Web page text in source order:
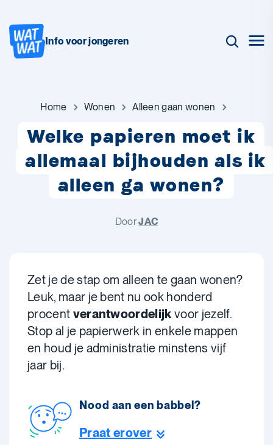
Info voor jongeren
Home Wonen Alleen gaan wonen
Welke papieren moet ik
allemaal bijhouden als ik
alleen ga wonen?
DoorJAC
Zet je de stap om alleen te gaan wonen?
Leuk, maar je bent nu ook honderd
procent verantwoordelijkvoor jezelf.
Stop al je papierwerk in enkele mappen
en houd je administratie minstens vijf
jaar bij.
Nood aan een babbel?
Praat erover